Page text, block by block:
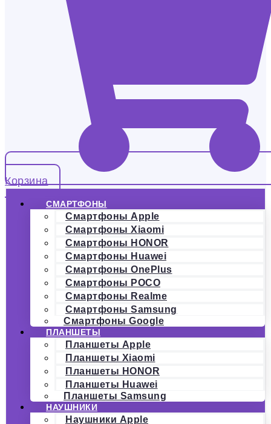
Корзина
СМАРТФОНЫ
Смартфоны Apple
Смартфоны Xiaomi
Смартфоны HONOR
Смартфоны Huawei
Смартфоны OnePlus
Смартфоны POCO
Смартфоны Realme
Смартфоны Samsung
Смартфоны Google
ПЛАНШЕТЫ
Планшеты Apple
Планшеты Xiaomi
Планшеты HONOR
Планшеты Huawei
Планшеты Samsung
НАУШНИКИ
Наушники Apple